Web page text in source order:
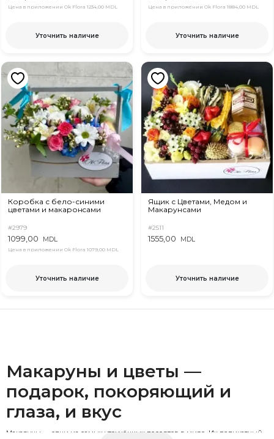
Цена в приложении Ok Flora 1234,00 MDL
Уточнить наличие
Цена в приложении Ok Flora 1884,00 MDL
Уточнить наличие
Коробка с бело-синими
цветами и макаронcами
#2979
1099,00 MDL
Цена в приложении Ok Flora 1079,00 MDL
Уточнить наличие
Ящик с Цветами, Медом и
Макарунсами
#2511
1555,00 MDL
Уточнить наличие
Макаруны и цветы —
подарок, покоряющий и
глаза, и вкус
Макаруны — одни из самых утончённых десертов в мире. Их деликатный